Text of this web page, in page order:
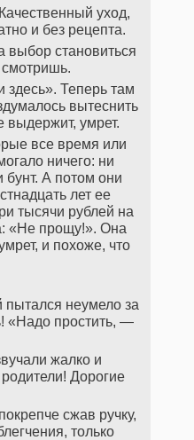
уход,
и без рецепта.
выбор становиться
смотришь.
Теперь там
вытеснить
выдержит, умрет.
все время или
ничего: ни
бунт. А потом они
лет ее
тысячи рублей на
«Не прощу!». Она
и похоже, что
неумело за
«Надо простить, —
жалко и
Дорогие
сжав ручку,
только